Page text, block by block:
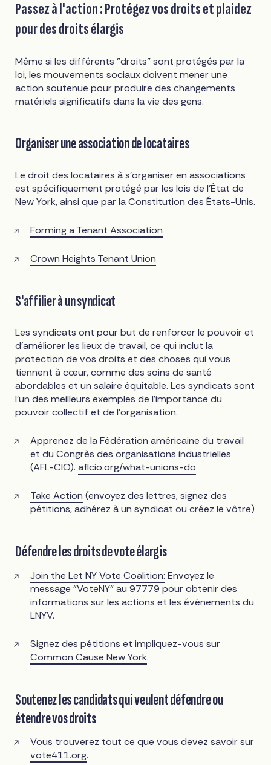
Passez à l'action : Protégez vos droits et plaidez
pour des droits élargis
Même si les différents "droits" sont protégés par la
loi, les mouvements sociaux doivent mener une
action soutenue pour produire des changements
matériels significatifs dans la vie des gens.
Organiser une association de locataires
Le droit des locataires à s'organiser en associations
est spécifiquement protégé par les lois de l'État de
New York, ainsi que par la Constitution des États-Unis.
Forming a Tenant Association
Crown Heights Tenant Union
S'affilier à un syndicat
Les syndicats ont pour but de renforcer le pouvoir et
d'améliorer les lieux de travail, ce qui inclut la
protection de vos droits et des choses qui vous
tiennent à cœur, comme des soins de santé
abordables et un salaire équitable. Les syndicats sont
l'un des meilleurs exemples de l'importance du
pouvoir collectif et de l'organisation.
Apprenez de la Fédération américaine du travail
et du Congrès des organisations industrielles
(AFL-CIO).aflcio.org/what-unions-do
Take Action (envoyez des lettres, signez des
pétitions, adhérez à un syndicat ou créez le vôtre)
Défendre les droits de vote élargis
Join the Let NY Vote Coalition: Envoyez le
message "VoteNY" au 97779 pour obtenir des
informations sur les actions et les événements du
LNYV.
Signez des pétitions et impliquez-vous sur
Common Cause New York.
Soutenez les candidats qui veulent défendre ou
étendre vos droits
Vous trouverez tout ce que vous devez savoir sur
vote411.org.